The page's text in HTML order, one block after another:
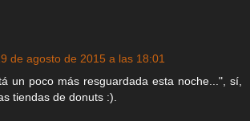
de agosto de 2015 a las 18:01
un poco más resguardada esta noche...", sí,
tiendas de donuts :).